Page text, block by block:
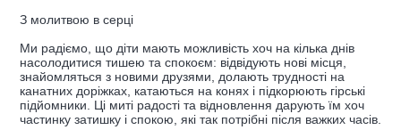
З молитвою в серці
Ми радіємо, що діти мають можливість хоч на кілька днів
насолодитися тишею та спокоєм: відвідують нові місця,
знайомляться з новими друзями, долають трудності на
канатних доріжках, катаються на конях і підкорюють гірські
підйомники. Ці миті радості та відновлення дарують їм хоч
частинку затишку і спокою, які так потрібні після важких часів.